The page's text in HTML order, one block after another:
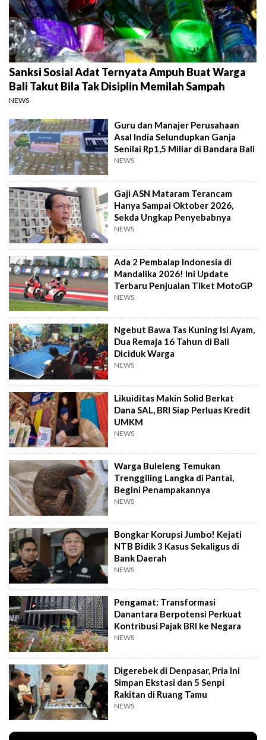
Sanksi Sosial Adat Ternyata Ampuh Buat Warga
Bali Takut Bila Tak Disiplin Memilah Sampah
NEWS
Guru dan Manajer Perusahaan
Asal India Selundupkan Ganja
Senilai Rp1,5 Miliar di Bandara Bali
NEWS
Gaji ASN Mataram Terancam
Hanya Sampai Oktober 2026,
Sekda Ungkap Penyebabnya
NEWS
Ada 2 Pembalap Indonesia di
Mandalika 2026! Ini Update
Terbaru Penjualan Tiket MotoGP
NEWS
Ngebut Bawa Tas Kuning Isi Ayam,
Dua Remaja 16 Tahun di Bali
Diciduk Warga
NEWS
Likuiditas Makin Solid Berkat
Dana SAL, BRI Siap Perluas Kredit
UMKM
NEWS
Warga Buleleng Temukan
Trenggiling Langka di Pantai,
Begini Penampakannya
NEWS
Bongkar Korupsi Jumbo! Kejati
NTB Bidik 3 Kasus Sekaligus di
Bank Daerah
NEWS
Pengamat: Transformasi
Danantara Berpotensi Perkuat
Kontribusi Pajak BRI ke Negara
NEWS
Digerebek di Denpasar, Pria Ini
Simpan Ekstasi dan 5 Senpi
Rakitan di Ruang Tamu
NEWS